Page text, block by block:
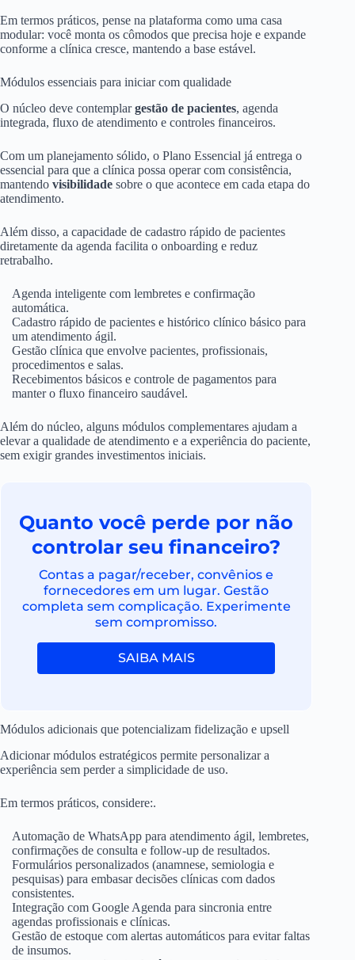
Em termos práticos, pense na plataforma como uma casa
modular: você monta os cômodos que precisa hoje e expande
conforme a clínica cresce, mantendo a base estável.
Módulos essenciais para iniciar com qualidade
O núcleo deve contemplargestão de pacientes, agenda
integrada, fluxo de atendimento e controles financeiros.
Com um planejamento sólido, o Plano Essencial já entrega o
essencial para que a clínica possa operar com consistência,
mantendo visibilidade sobre o que acontece em cada etapa do
atendimento.
Além disso, a capacidade de cadastro rápido de pacientes
diretamente da agenda facilita o onboarding e reduz
retrabalho.
Agenda inteligente com lembretes e confirmação
automática.
Cadastro rápido de pacientes e histórico clínico básico para
um atendimento ágil.
Gestão clínica que envolve pacientes, profissionais,
procedimentos e salas.
Recebimentos básicos e controle de pagamentos para
manter o fluxo financeiro saudável.
Além do núcleo, alguns módulos complementares ajudam a
elevar a qualidade de atendimento e a experiência do paciente,
sem exigir grandes investimentos iniciais.
Quanto você perde por não
controlar seu financeiro?
Contas a pagar/receber, convênios e
fornecedores em um lugar. Gestão
completa sem complicação. Experimente
sem compromisso.
SAIBA MAIS
Módulos adicionais que potencializam fidelização e upsell
Adicionar módulos estratégicos permite personalizar a
experiência sem perder a simplicidade de uso.
Em termos práticos, considere:.
Automação de WhatsApp para atendimento ágil, lembretes,
confirmações de consulta e follow-up de resultados.
Formulários personalizados (anamnese, semiologia e
pesquisas) para embasar decisões clínicas com dados
consistentes.
Integração com Google Agenda para sincronia entre
agendas profissionais e clínicas.
Gestão de estoque com alertas automáticos para evitar faltas
de insumos.